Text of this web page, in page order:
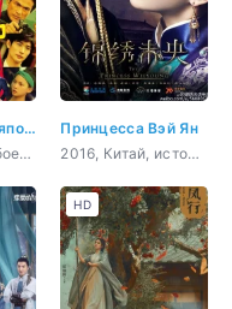
Аферисты по-японски. Фильм
2019, Япония, боевик, комедия, криминал
Принцесса Вэй Ян
2016, Китай, история, романтика, драма, политика
HD